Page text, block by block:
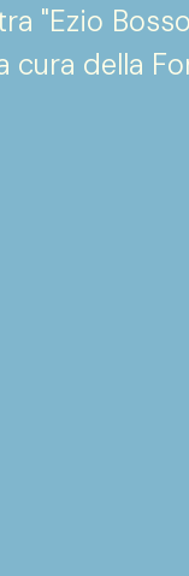
"Ezio
cura della